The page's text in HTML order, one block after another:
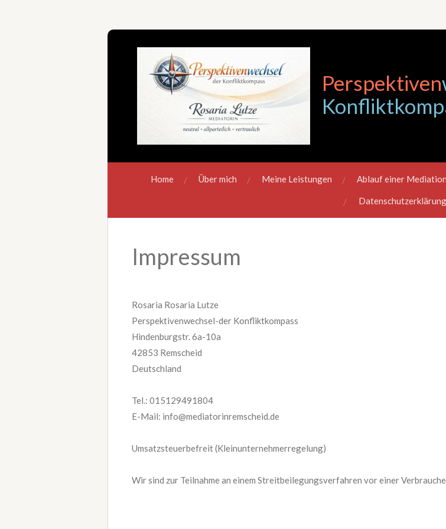
Perspektiven
Home Über mich Meine Leistungen Ablauf einer Mediation
Datenschutzerklärung
Impressum
Rosaria Rosaria Lutze
Perspektivenwechsel-der Konfliktkompass
Hindenburgstr. 6a-10a
42853 Remscheid
Deutschland
Tel.: 015129491804
E-Mail: info@mediatorinremscheid.de
Umsatzsteuerbefreit (Kleinunternehmerregelung)
Wir sind zur Teilnahme an einem Streitbeilegungsverfahren vor einer